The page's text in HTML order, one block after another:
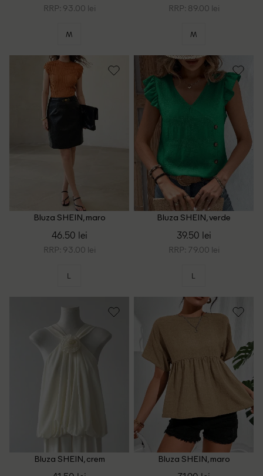
RRP: 93.00 lei
M
RRP: 89.00 lei
M
Bluza SHEIN, maro
46.50 lei
RRP: 93.00 lei
L
Bluza SHEIN, verde
39.50 lei
RRP: 79.00 lei
L
Bluza SHEIN, crem Bluza SHEIN, maro